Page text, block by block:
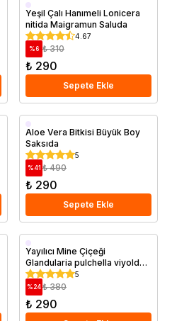
Yeşil Çalı Hanımeli Lonicera
nitida Maigramun Saluda
4.67
% 6 ₺ 310
₺ 290
Sepete Ekle
Saksıda
Aloe Vera Bitkisi Büyük Boy
Saksıda
5
%41 ₺ 490
₺ 290
Sepete Ekle
Saksıda
Yayılıcı Mine Çiçeği
Glandularia pulchella viyolde
4 Adet
5
%24 ₺ 380
₺ 290